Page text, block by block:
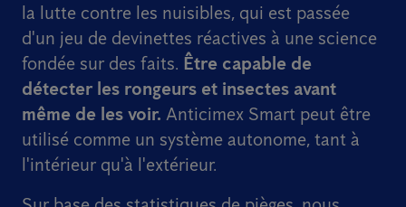
la lutte contre les nuisibles, qui est passée
d'un jeu de devinettes réactives à une science
fondée sur des faits. Être capable de
détecter les rongeurs et insectes avant
même de les voir. Anticimex Smart peut être
utilisé comme un système autonome, tant à
l'intérieur qu'à l'extérieur.